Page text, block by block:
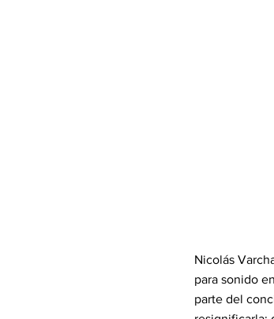
Nicolás
para sonido
parte del